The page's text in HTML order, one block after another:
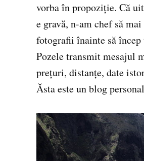
vorba în propoziție. Că
e gravă, n-am chef să
fotografii înainte să încep
Pozele transmit mesajul
prețuri, distanțe, date
Ăsta este un blog